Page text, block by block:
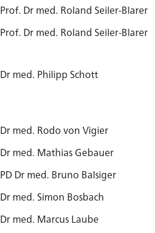
Prof. Dr med. Roland Seiler-Blarer
Prof. Dr med. Roland Seiler-Blarer
Dr med. Philipp Schott
Dr med. Rodo von Vigier
Dr med. Mathias Gebauer
PD Dr med. Bruno Balsiger
Dr med. Simon Bosbach
Dr med. Marcus Laube